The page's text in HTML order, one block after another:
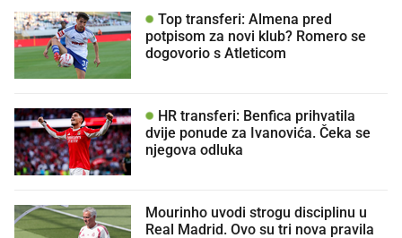
Top transferi: Almena pred
potpisom za novi klub? Romero se
dogovorio s Atleticom
HR transferi: Benfica prihvatila
dvije ponude za Ivanovića. Čeka se
njegova odluka
Mourinho uvodi strogu disciplinu u
Real Madrid. Ovo su tri nova pravila